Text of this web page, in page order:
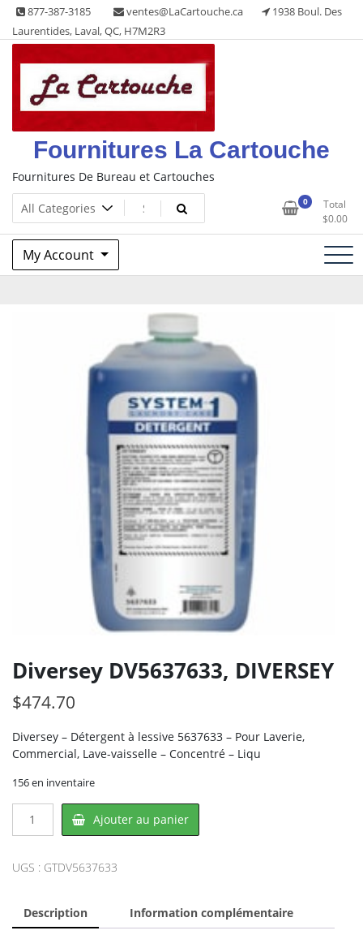
Skip
content
877-387-3185 ventes@LaCartouche.ca
1938 Boul. Des
Laurentides, Laval, QC, H7M2R3
Fournitures La Cartouche
Fournitures De Bureau et Cartouches
0
Total
$0.00
My Account
Diversey DV5637633, DIVERSEY
$474.70
Diversey – Détergent à lessive 5637633 – Pour Laverie,
Commercial, Lave-vaisselle – Concentré – Liqu
156 en inventaire
DV5637633,
Ajouter au panier
UGS : GTDV5637633
Description Information complémentaire